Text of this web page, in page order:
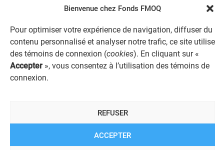
Bienvenue chez Fonds FMOQ
Pour optimiser votre expérience de navigation, diffuser du
contenu personnalisé et analyser notre trafic, ce site utilise
des témoins de connexion (cookies). En cliquant sur «
Accepter », vous consentez à l’utilisation des témoins de
connexion.
ACCEPTER
REFUSER
AVIS JURIDIQUE GÉNÉRAL
POLITIQUE DE TRAITEMENT DES PLAINTES
REGISTRE DES CONFLITS D'INTÉRÊTS